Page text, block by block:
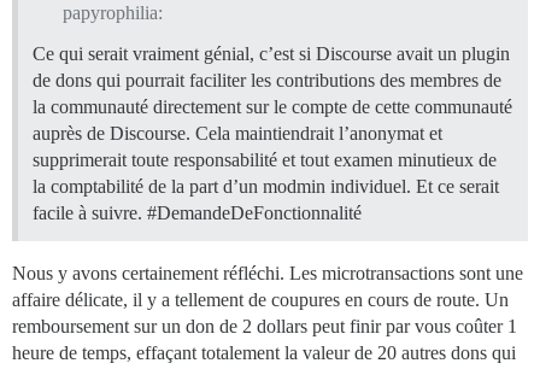
papyrophilia:
Ce qui serait vraiment génial, c’est si Discourse avait un plugin
de dons qui pourrait faciliter les contributions des membres de
la communauté directement sur le compte de cette communauté
auprès de Discourse. Cela maintiendrait l’anonymat et
supprimerait toute responsabilité et tout examen minutieux de
la comptabilité de la part d’un modmin individuel. Et ce serait
facile à suivre. #DemandeDeFonctionnalité
Nous y avons certainement réfléchi. Les microtransactions sont une
affaire délicate, il y a tellement de coupures en cours de route. Un
remboursement sur un don de 2 dollars peut finir par vous coûter 1
heure de temps, effaçant totalement la valeur de 20 autres dons qui